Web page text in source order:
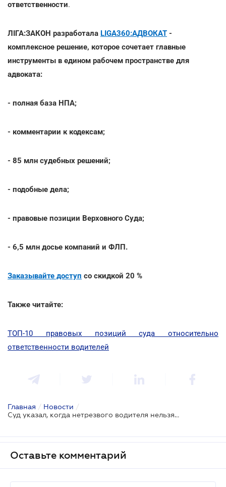
ответственности.
ЛІГА:ЗАКОН разработала LIGA360:АДВОКАТ -
комплексное решение, которое сочетает главные
инструменты в едином рабочем пространстве для
адвоката:
- полная база НПА;
- комментарии к кодексам;
- 85 млн судебных решений;
- подобные дела;
- правовые позиции Верховного Суда;
- 6,5 млн досье компаний и ФЛП.
Заказывайте доступ со скидкой 20 %
Также читайте:
ТОП-10 правовых позиций суда относительно
ответственности водителей
Главная / Новости /
Суд указал, когда нетрезвого водителя нельзя привлечь к ответственности
Оставьте комментарий